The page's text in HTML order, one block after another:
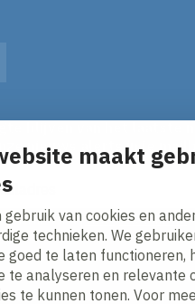
maakt
gebruik van cookies en
technieken. We
goed te laten functioneren,
te analyseren en relevante
te kunnen tonen. Voor
nieuws alerts in je
met hetprivacy statement.